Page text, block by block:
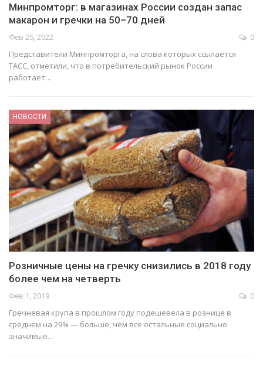
Минпромторг: в магазинах России создан запас
макарон и гречки на 50–70 дней
Фев 25, 2022 0
Представители Минпромторга, на слова которых ссылается
ТАСС, отметили, что в потребительский рынок России
работает…
НОВОСТИ
Розничные цены на гречку снизились в 2018 году
более чем на четверть
Фев 1, 2019 0
Гречневая крупа в прошлом году подешевела в рознице в
среднем на 29% — больше, чем все остальные социально
значимые…